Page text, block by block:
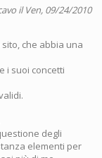
il Ven, 09/24/2010
che abbia una
i suoi concetti
degli
elementi per